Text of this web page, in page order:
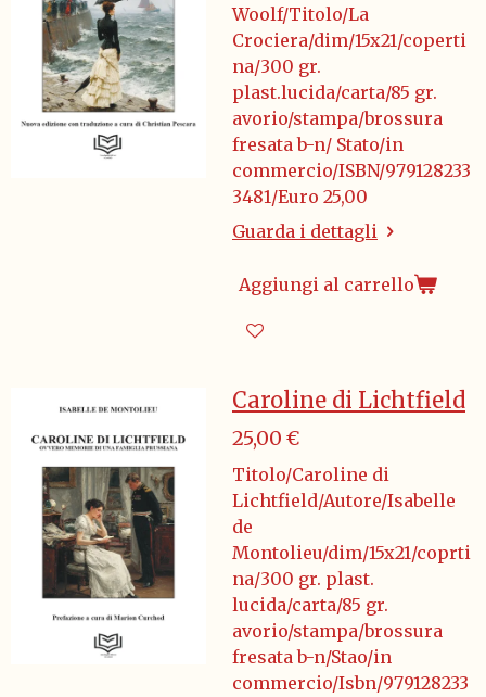
Woolf/Titolo/La
Crociera/dim/15x21/coperti
na/300 gr.
plast.lucida/carta/85 gr.
avorio/stampa/brossura
fresata b-n/ Stato/in
commercio/ISBN/979128233
3481/Euro 25,00
Guarda i dettagli
Aggiungi al carrello
Caroline di Lichtfield
25,00 €
Titolo/Caroline di
Lichtfield/Autore/Isabelle
de
Montolieu/dim/15x21/coprti
na/300 gr. plast.
lucida/carta/85 gr.
avorio/stampa/brossura
fresata b-n/Stao/in
commercio/Isbn/979128233